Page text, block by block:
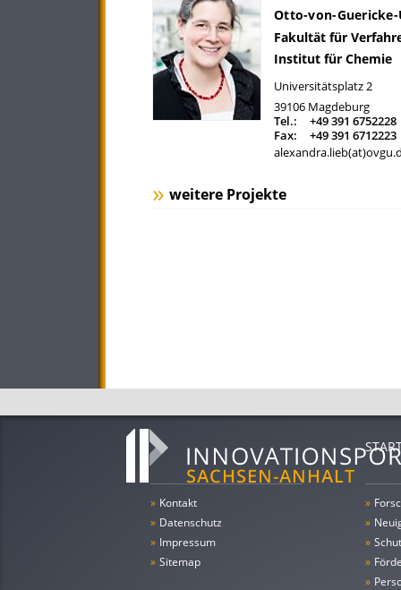
Otto-von-
Fakultät für
Institut für Chemie
Universitätsplatz 2
39106 Magdeburg
Tel.:
+49 391 6752228
Fax:
+49 391 6712223
weitere Projekte
» Kontakt
» Datenschutz
» Impressum
» Sitemap
»
»
»
»
»